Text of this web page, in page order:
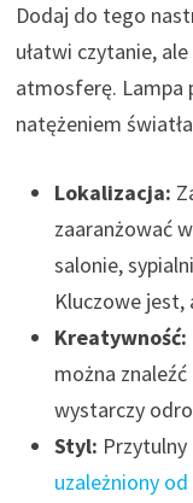
Dodaj do tego
ułatwi czytanie,
atmosferę. Lampa
natężeniem
Lokalizacja:
zaaranżować
salonie,
Kluczowe jest,
Kreatywność:
można
wystarczy
Styl:
uzależniony